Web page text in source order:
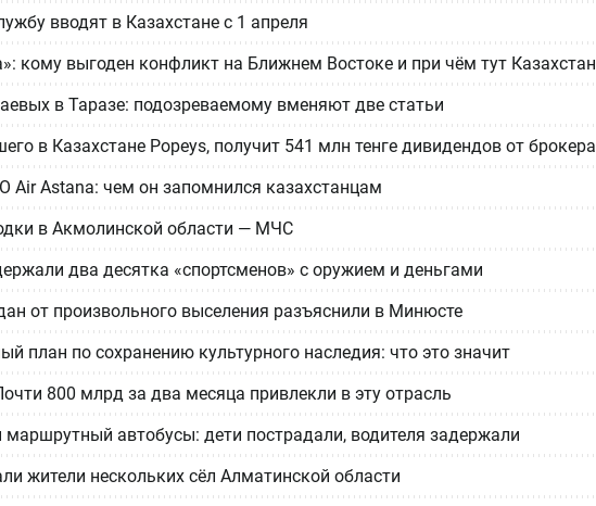
вводят в Казахстане с 1 апреля
кому выгоден конфликт на Ближнем Востоке и при чём тут Казахстан
в Таразе: подозреваемому вменяют две статьи
в Казахстане Popeys, получит 541 млн тенге дивидендов от брокера
Air Astana: чем он запомнился казахстанцам
в Акмолинской области — МЧС
два десятка «спортсменов» с оружием и деньгами
от произвольного выселения разъяснили в Минюсте
план по сохранению культурного наследия: что это значит
800 млрд за два месяца привлекли в эту отрасль
автобусы: дети пострадали, водителя задержали
жители нескольких сёл Алматинской области